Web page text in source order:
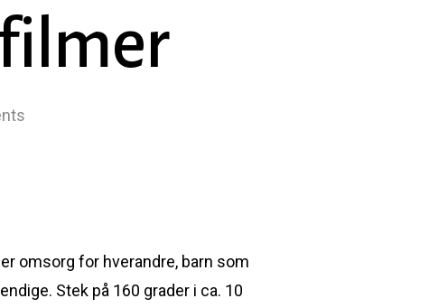
omsorg for hverandre, barn som
Stek på 160 grader i ca. 10